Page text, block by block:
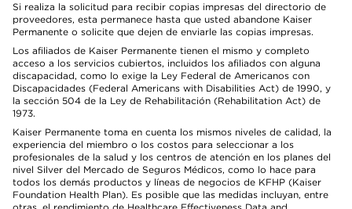
Si realiza la solicitud para recibir copias impresas del directorio de
proveedores, esta permanece hasta que usted abandone Kaiser
Permanente o solicite que dejen de enviarle las copias impresas.
Los afiliados de Kaiser Permanente tienen el mismo y completo
acceso a los servicios cubiertos, incluidos los afiliados con alguna
discapacidad, como lo exige la Ley Federal de Americanos con
Discapacidades (Federal Americans with Disabilities Act) de 1990, y
la sección 504 de la Ley de Rehabilitación (Rehabilitation Act) de
1973.
Kaiser Permanente toma en cuenta los mismos niveles de calidad, la
experiencia del miembro o los costos para seleccionar a los
profesionales de la salud y los centros de atención en los planes del
nivel Silver del Mercado de Seguros Médicos, como lo hace para
todos los demás productos y líneas de negocios de KFHP (Kaiser
Foundation Health Plan). Es posible que las medidas incluyan, entre